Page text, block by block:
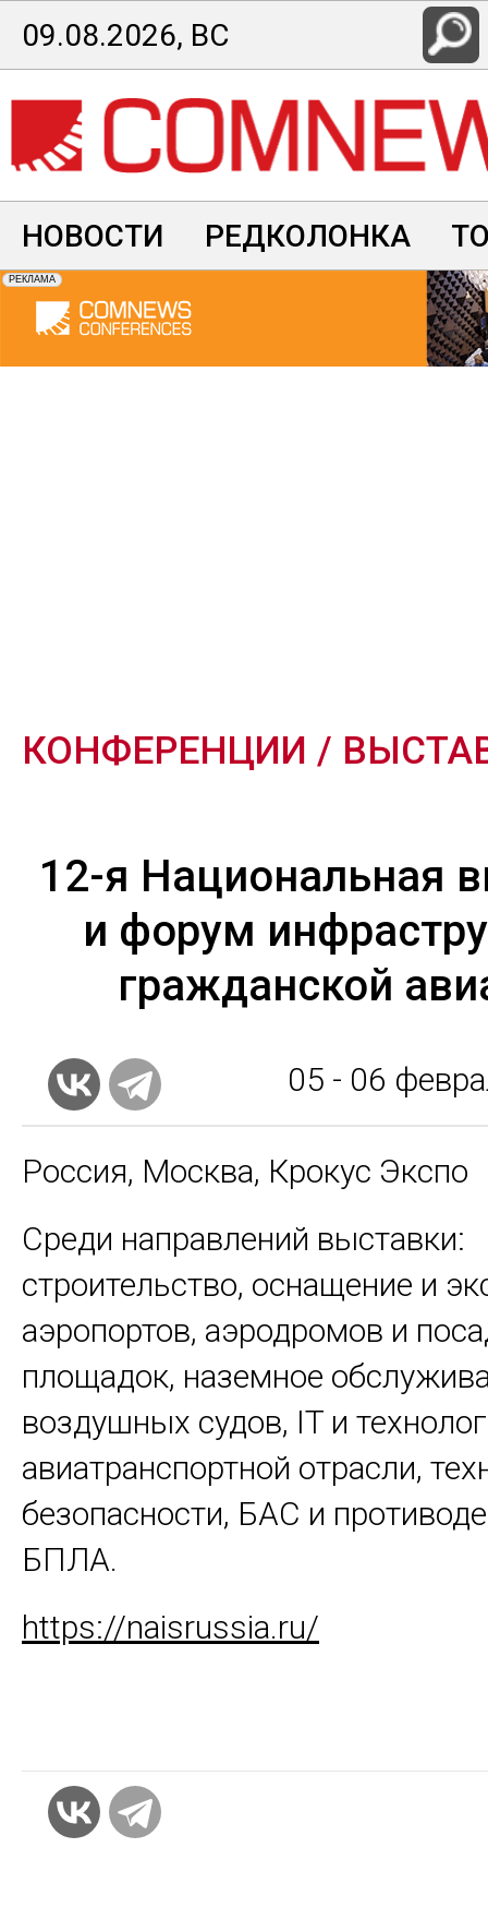
Перейти
к
основному
содержанию
09.08.2026, ВС
НОВОСТИ РЕДКОЛОНКА
КОНФЕРЕНЦИИ /
12-я Национальная
и форум
гражданской
05 - 06
Россия, Москва, Крокус Экспо
Среди направлений выставки:
строительство, оснащение и
аэропортов, аэродромов и
площадок, наземное
воздушных судов, IT и
авиатранспортной отрасли,
безопасности, БАС и
БПЛА.
https://naisrussia.ru/